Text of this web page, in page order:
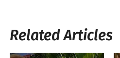
Related Articles